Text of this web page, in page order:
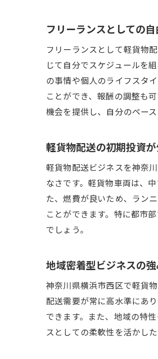
フリーランスとしての
フリーランスとして軽貨物
じて自分でスケジュールを
の事情や個人のライフスタ
ことができ、報酬の調整も
機会を提供し、自分のペー
軽貨物配送の初期投資
軽貨物配送ビジネスを神奈
なさです。軽貨物車両は、
た、燃費が良いため、ラン
ことができます。特に都市
でしょう。
地域密着型ビジネスの
神奈川県横浜市西区で軽貨
配送需要が常に高水準にあ
できます。また、地域の特
スとしての柔軟性を活かし